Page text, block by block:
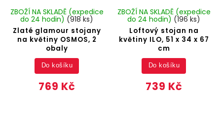
Zlaté glamour stojany
na květiny OSMOS, 2
obaly
ZBOŽÍ NA SKLADĚ (expedice
do 24 hodin) (918 ks)
769 Kč
Do košíku
Loftový stojan na
květiny ILO, 51 x 34 x 67
cm
ZBOŽÍ NA SKLADĚ (expedice
do 24 hodin) (196 ks)
739 Kč
Do košíku